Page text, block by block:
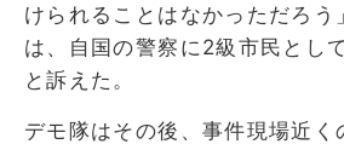
けられることはなかっただろう
は、自国の警察に2級市民とし
と訴えた。
デモ隊はその後、事件現場近く